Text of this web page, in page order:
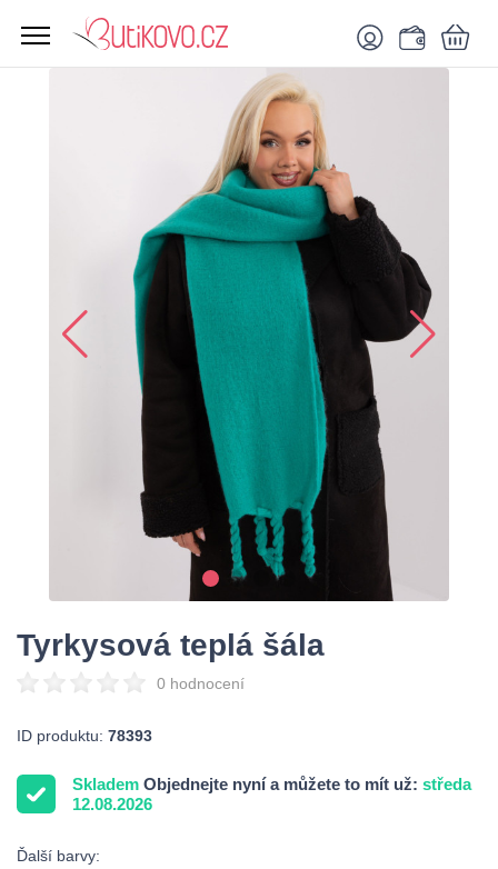
Tyrkysová teplá šála
0 hodnocení
ID produktu: 78393
Skladem Objednejte nyní a můžete to mít už: středa
12.08.2026
Ďalší barvy: